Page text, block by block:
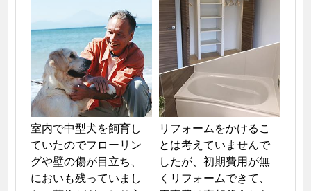
室内で中型犬を飼育し
ていたのでフローリン
グや壁の傷が目立ち、
においも残っていまし
リフォームをかけるこ
とは考えていませんで
したが、初期費用が無
くリフォームできて、